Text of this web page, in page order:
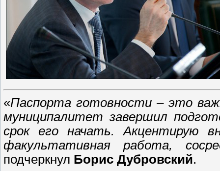
«Паспорта готовности – это
муниципалитет завершил
срок его начать. Акцентирую
факультативная работа,
подчеркнул Борис Дубровский.